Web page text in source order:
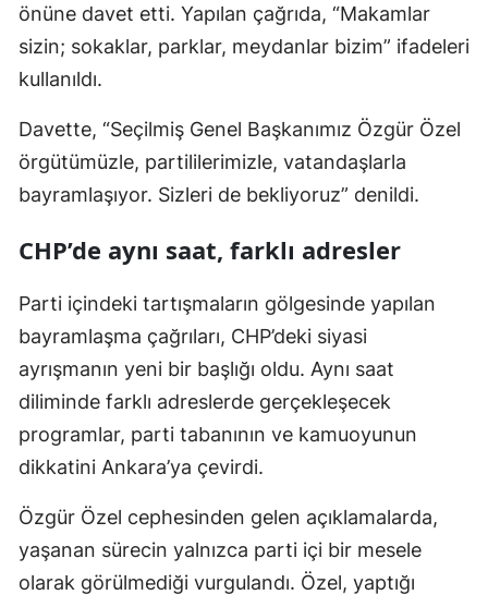
önüne davet etti. Yapılan çağrıda, “Makamlar
sizin; sokaklar, parklar, meydanlar bizim” ifadeleri
kullanıldı.
Davette, “Seçilmiş Genel Başkanımız Özgür Özel
örgütümüzle, partililerimizle, vatandaşlarla
bayramlaşıyor. Sizleri de bekliyoruz” denildi.
CHP’de aynı saat, farklı adresler
Parti içindeki tartışmaların gölgesinde yapılan
bayramlaşma çağrıları, CHP’deki siyasi
ayrışmanın yeni bir başlığı oldu. Aynı saat
diliminde farklı adreslerde gerçekleşecek
programlar, parti tabanının ve kamuoyunun
dikkatini Ankara’ya çevirdi.
Özgür Özel cephesinden gelen açıklamalarda,
yaşanan sürecin yalnızca parti içi bir mesele
olarak görülmediği vurgulandı. Özel, yaptığı